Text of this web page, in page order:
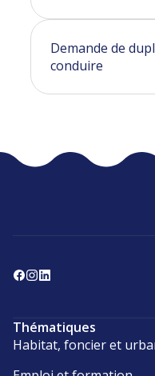
Demande de
conduire
Thématiques
Habitat, foncier et